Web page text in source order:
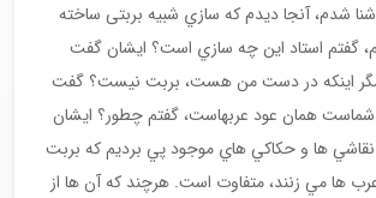
شدم، آنجا ديدم كه سازي شبيه بربتی ساخته
گفتم استاد اين چه سازي است؟ ايشان گفت
اينكه در دست من هست، بربت نيست؟ گفت
شماست همان عود عربهاست، گفتم چطور؟ ايشان
نقاشي ها و حكاكي هاي موجود پي برديم كه بربت
ها مي زنند، متفاوت است. هرچند كه آن ها از